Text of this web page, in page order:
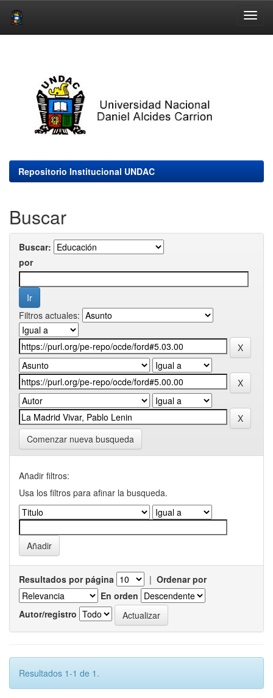
Repositorio Institucional UNDAC
Buscar
Buscar:
por
Filtros actuales:
Comenzar nueva busqueda
Añadir filtros:
Usa los filtros para afinar la busqueda.
Resultados por página | Ordenar por
En orden
Autor/registro
Resultados 1-1 de 1.